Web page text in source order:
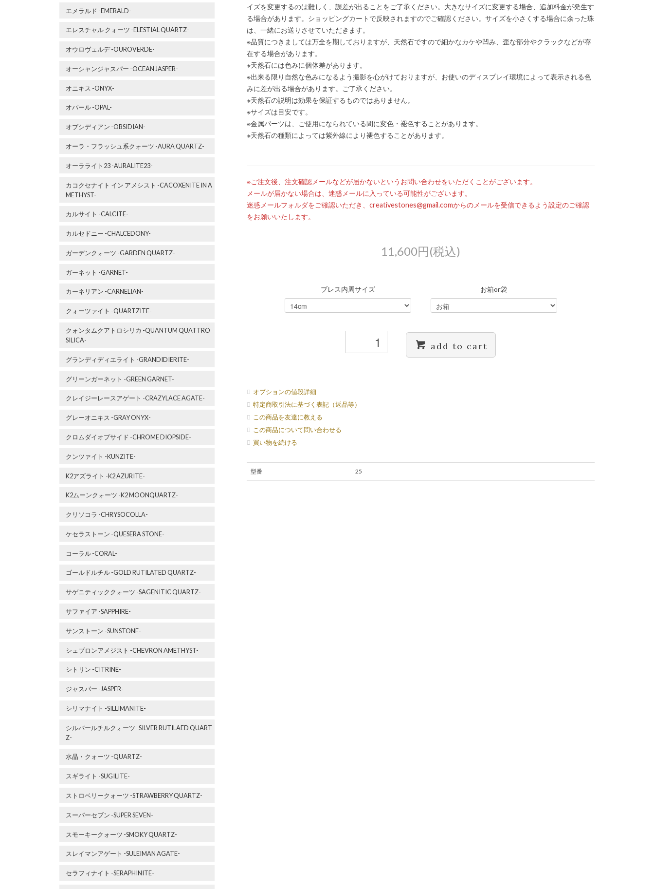
イズを変更するのは難しく、誤差が出ることをご了承ください。大きなサイズに変更する場合、追加料金が発生す
る場合があります。ショッピングカートで反映されますのでご確認ください。サイズを小さくする場合に余った珠
は、一緒にお送りさせていただきます。
※品質につきましては万全を期しておりますが、天然石ですので細かなカケや凹み、歪な部分やクラックなどが存
在する場合があります。
※天然石には色みに個体差があります。
※出来る限り自然な色みになるよう撮影を心がけておりますが、お使いのディスプレイ環境によって表示される色
みに差が出る場合があります。ご了承ください。
※天然石の説明は効果を保証するものではありません。
※サイズは目安です。
※金属パーツは、ご使用になられている間に変色・褪色することがあります。
※天然石の種類によっては紫外線により褪色することがあります。
※ご注文後、注文確認メールなどが届かないというお問い合わせをいただくことがございます。
メールが届かない場合は、迷惑メールに入っている可能性がございます。
迷惑メールフォルダをご確認いただき、creativestones@gmail.comからのメールを受信できるよう設定のご確認
をお願いいたします。
11,600円(税込)
ブレス内周サイズ お箱or袋
add to cart
オプションの値段詳細
特定商取引法に基づく表記（返品等）
この商品を友達に教える
この商品について問い合わせる
買い物を続ける
型番 25
エメラルド -EMERALD-
エレスチャル クォーツ -ELESTIAL QUARTZ-
オウロヴェルデ -OUROVERDE-
オーシャンジャスパー -OCEAN JASPER-
オニキス -ONYX-
オパール -OPAL-
オブシディアン -OBSIDIAN-
オーラ・フラッシュ系クォーツ -AURA QUARTZ-
オーラライト23 -AURALITE23-
カコクセナイト イン アメシスト -CACOXENITE IN A
METHYST-
カルサイト -CALCITE-
カルセドニー -CHALCEDONY-
ガーデンクォーツ -GARDEN QUARTZ-
ガーネット -GARNET-
カーネリアン -CARNELIAN-
クォーツァイト -QUARTZITE-
クォンタムクアトロシリカ -QUANTUM QUATTRO
SILICA-
グランディディエライト -GRANDIDIERITE-
グリーンガーネット -GREEN GARNET-
クレイジーレースアゲート -CRAZYLACE AGATE-
グレーオニキス -GRAY ONYX-
クロムダイオプサイド -CHROME DIOPSIDE-
クンツァイト -KUNZITE-
K2アズライト -K2 AZURITE-
K2ムーンクォーツ -K2 MOONQUARTZ-
クリソコラ -CHRYSOCOLLA-
ケセラストーン -QUESERA STONE-
コーラル -CORAL-
ゴールドルチル -GOLD RUTILATED QUARTZ-
サゲニティッククォーツ -SAGENITIC QUARTZ-
サファイア -SAPPHIRE-
サンストーン -SUNSTONE-
シェブロンアメジスト -CHEVRON AMETHYST-
シトリン -CITRINE-
ジャスパー -JASPER-
シリマナイト -SILLIMANITE-
シルバールチルクォーツ -SILVER RUTILAED QUART
Z-
水晶・クォーツ -QUARTZ-
スギライト -SUGILITE-
ストロベリークォーツ -STRAWBERRY QUARTZ-
スーパーセブン -SUPER SEVEN-
スモーキークォーツ -SMOKY QUARTZ-
スレイマンアゲート -SULEIMAN AGATE-
セラフィナイト -SERAPHINITE-